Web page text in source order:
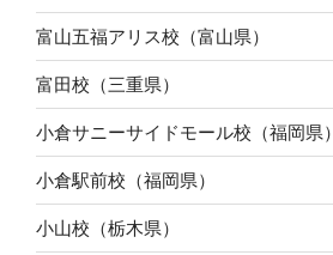
富山五福アリス校（富山県）
富田校（三重県）
小倉サニーサイドモール校（福岡県）
小倉駅前校（福岡県）
小山校（栃木県）